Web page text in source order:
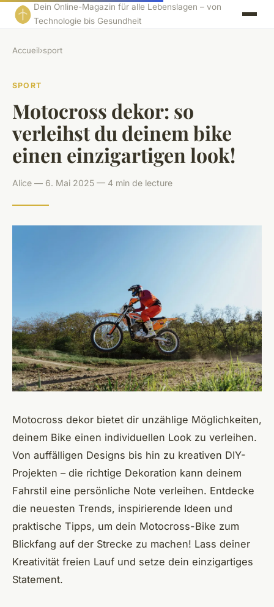
Dein Online-Magazin für alle Lebenslagen – von
Technologie bis Gesundheit
Accueil›sport
SPORT
Motocross dekor: so
verleihst du deinem bike
einen einzigartigen look!
Alice — 6. Mai 2025 — 4 min de lecture
Motocross dekor bietet dir unzählige Möglichkeiten,
deinem Bike einen individuellen Look zu verleihen.
Von auffälligen Designs bis hin zu kreativen DIY-
Projekten – die richtige Dekoration kann deinem
Fahrstil eine persönliche Note verleihen. Entdecke
die neuesten Trends, inspirierende Ideen und
praktische Tipps, um dein Motocross-Bike zum
Blickfang auf der Strecke zu machen! Lass deiner
Kreativität freien Lauf und setze dein einzigartiges
Statement.